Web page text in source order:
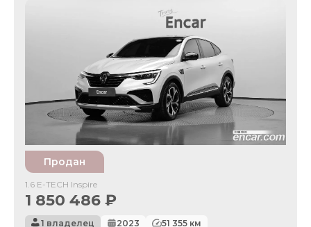
Продан
1.6 E-TECH Inspire
1 850 486 ₽
1 владелец 2023 51 355 км